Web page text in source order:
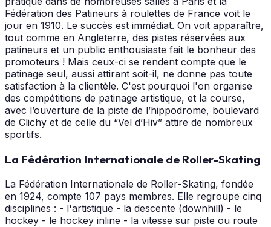
Fédération des Patineurs à roulettes de France voit le
jour en 1910. Le succès est immédiat. On voit apparaître,
tout comme en Angleterre, des pistes réservées aux
patineurs et un public enthousiaste fait le bonheur des
promoteurs ! Mais ceux-ci se rendent compte que le
patinage seul, aussi attirant soit-il, ne donne pas toute
satisfaction à la clientèle. C'est pourquoi l'on organise
des compétitions de patinage artistique, et la course,
avec l’ouverture de la piste de l’hippodrome, boulevard
de Clichy et de celle du “Vel d’Hiv” attire de nombreux
sportifs.
La Fédération Internationale de Roller-Skating
La Fédération Internationale de Roller-Skating, fondée
en 1924, compte 107 pays membres. Elle regroupe cinq
disciplines : - l'artistique - la descente (downhill) - le
hockey - le hockey inline - la vitesse sur piste ou route